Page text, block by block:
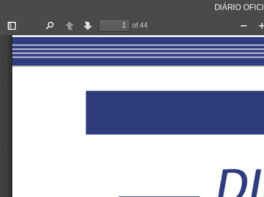
DIÁRIO